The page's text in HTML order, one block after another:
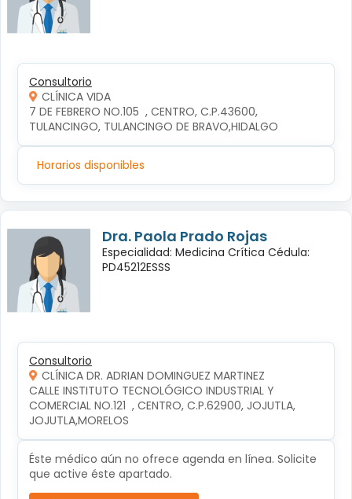
Consultorio
CLÍNICA VIDA
7 DE FEBRERO NO.105  , CENTRO, C.P.43600,
TULANCINGO, TULANCINGO DE BRAVO,HIDALGO
Horarios disponibles
Dra. Paola Prado Rojas
Especialidad: Medicina Crítica Cédula:
PD45212ESSS
Consultorio
CLÍNICA DR. ADRIAN DOMINGUEZ MARTINEZ
CALLE INSTITUTO TECNOLÓGICO INDUSTRIAL Y
COMERCIAL NO.121  , CENTRO, C.P.62900, JOJUTLA,
JOJUTLA,MORELOS
Éste médico aún no ofrece agenda en línea. Solicite
que active éste apartado.